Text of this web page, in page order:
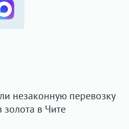
незаконную перевозку
в Чите